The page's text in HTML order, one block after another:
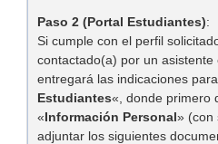
Paso 2 (Portal Estudiantes):
Si cumple con el perfil
contactado(a) por un asistente
entregará las indicaciones
Estudiantes«, donde primero
«Información Personal» (con
adjuntar los siguientes